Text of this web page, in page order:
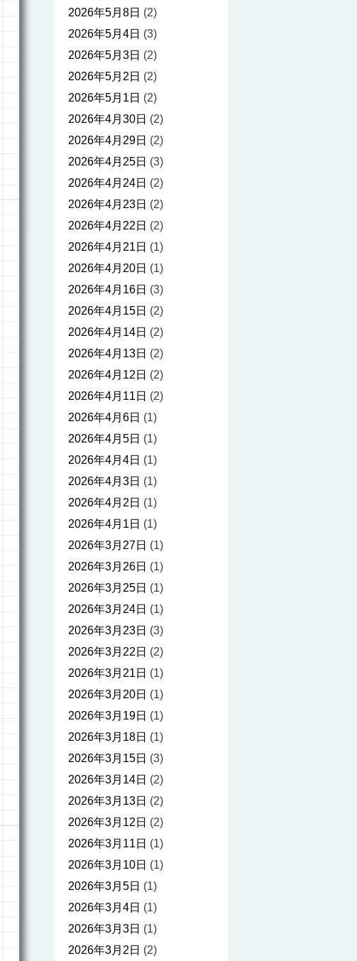
2026年5月8日 (2)
2026年5月4日 (3)
2026年5月3日 (2)
2026年5月2日 (2)
2026年5月1日 (2)
2026年4月30日 (2)
2026年4月29日 (2)
2026年4月25日 (3)
2026年4月24日 (2)
2026年4月23日 (2)
2026年4月22日 (2)
2026年4月21日 (1)
2026年4月20日 (1)
2026年4月16日 (3)
2026年4月15日 (2)
2026年4月14日 (2)
2026年4月13日 (2)
2026年4月12日 (2)
2026年4月11日 (2)
2026年4月6日 (1)
2026年4月5日 (1)
2026年4月4日 (1)
2026年4月3日 (1)
2026年4月2日 (1)
2026年4月1日 (1)
2026年3月27日 (1)
2026年3月26日 (1)
2026年3月25日 (1)
2026年3月24日 (1)
2026年3月23日 (3)
2026年3月22日 (2)
2026年3月21日 (1)
2026年3月20日 (1)
2026年3月19日 (1)
2026年3月18日 (1)
2026年3月15日 (3)
2026年3月14日 (2)
2026年3月13日 (2)
2026年3月12日 (2)
2026年3月11日 (1)
2026年3月10日 (1)
2026年3月5日 (1)
2026年3月4日 (1)
2026年3月3日 (1)
2026年3月2日 (2)